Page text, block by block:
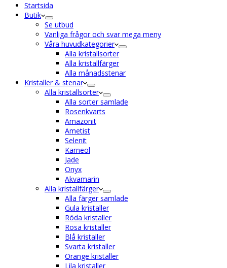
Startsida
Butik
Se utbud
Vanliga frågor och svar mega meny
Våra huvudkategorier
Alla kristallsorter
Alla kristallfärger
Alla månadsstenar
Kristaller & stenar
Alla kristallsorter
Alla sorter samlade
Rosenkvarts
Amazonit
Ametist
Selenit
Karneol
Jade
Onyx
Akvamarin
Alla kristallfärger
Alla färger samlade
Gula kristaller
Röda kristaller
Rosa kristaller
Blå kristaller
Svarta kristaller
Orange kristaller
Lila kristaller